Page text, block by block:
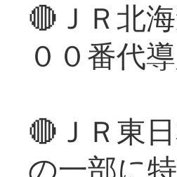
🔴ＪＲ北
００番代
🔴ＪＲ東
の一部に